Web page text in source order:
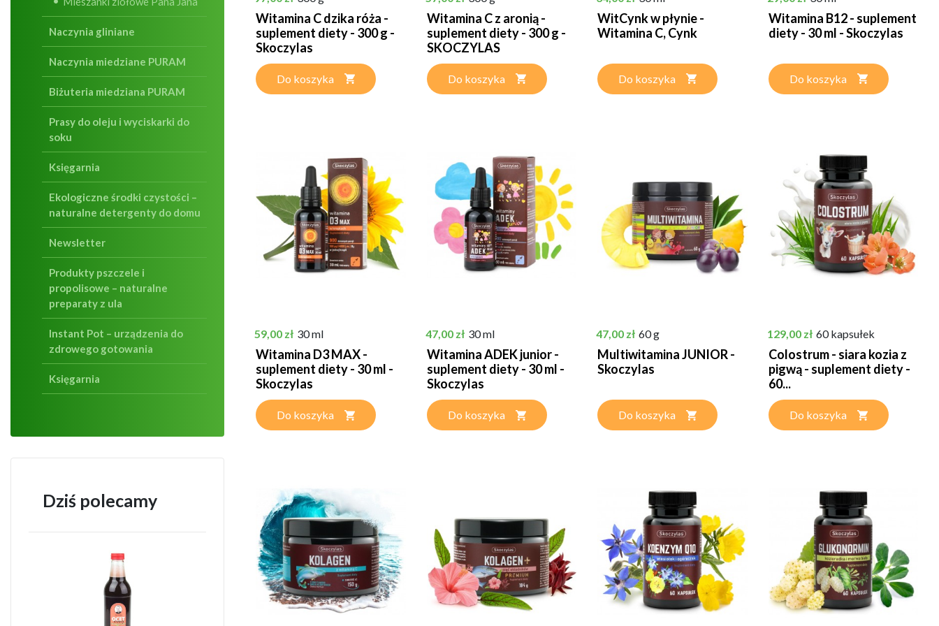
Naczynia gliniane
Naczynia miedziane PURAM
Biżuteria miedziana PURAM
Prasy do oleju i wyciskarki do
soku
Księgarnia
Ekologiczne środki czystości –
naturalne detergenty do domu
Newsletter
Produkty pszczele i
propolisowe – naturalne
preparaty z ula
Instant Pot – urządzenia do
zdrowego gotowania
Księgarnia
Dziś polecamy
Witamina C dzika róża -
suplement diety - 300 g -
Skoczylas
Do koszyka
Witamina C z aronią -
suplement diety - 300 g -
SKOCZYLAS
Do koszyka
WitCynk w płynie -
Witamina C, Cynk
Do koszyka
Witamina B12 - suplement
diety - 30 ml - Skoczylas
Do koszyka
Cena
59,00 zł 30 ml
Witamina D3 MAX -
suplement diety - 30 ml -
Skoczylas
Do koszyka
Cena
47,00 zł 30 ml
Witamina ADEK junior -
suplement diety - 30 ml -
Skoczylas
Do koszyka
Cena
47,00 zł 60 g
Multiwitamina JUNIOR -
Skoczylas
Do koszyka
Cena
129,00 zł 60 kapsułek
Colostrum - siara kozia z
pigwą - suplement diety -
60...
Do koszyka